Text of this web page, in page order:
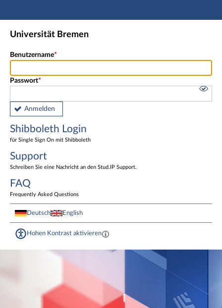
Hauptnavigation
Shibboleth Login
Universität Bremen
Benutzername
Passwort
Anmelden
Shibboleth Login
für Single Sign On mit Shibboleth
Support
Schreiben Sie eine Nachricht an den Stud.IP Support.
FAQ
Frequently Asked Questions
Deutsch English
Hohen Kontrast aktivieren